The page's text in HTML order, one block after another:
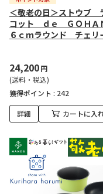
＜敬老の日＞ストウブ
コット ｄｅ ＧＯＨＡ
６ｃｍラウンド チェリ
24,200円
(送料・税込)
獲得ポイント : 242
詳細 カートに入